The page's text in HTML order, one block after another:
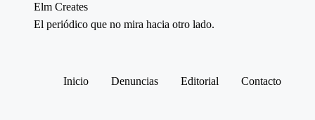
Elm Creates
El periódico que no mira hacia otro lado.
Inicio Denuncias Editorial Contacto